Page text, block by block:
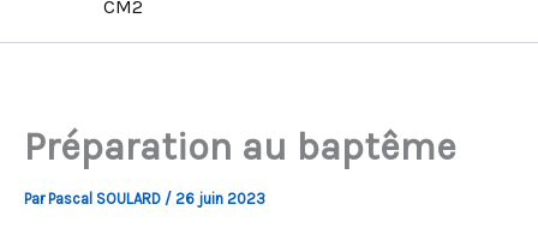
CM2
Préparation au baptême
Par Pascal SOULARD / 26 juin 2023